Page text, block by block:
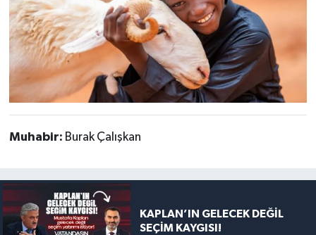
Muhabir: Burak Çalışkan
KAPLAN’IN GELECEK DEĞİL
SEÇİM KAYGISI!